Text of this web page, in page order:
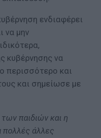
ενδιαφέρει
να μην
κυβέρνησης να
περισσότερο και
και σημείωσε με
των παιδιών και η
πολλές άλλες